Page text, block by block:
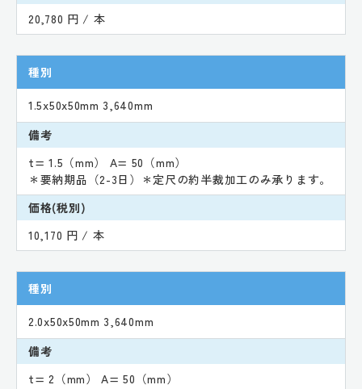
20,780 円 / 本
種別
1.5x50x50mm 3,640mm
備考
t= 1.5（mm） A= 50（mm）
＊要納期品（2-3日）＊定尺の約半裁加工のみ承ります。
価格(税別)
10,170 円 / 本
種別
2.0x50x50mm 3,640mm
備考
t= 2（mm） A= 50（mm）